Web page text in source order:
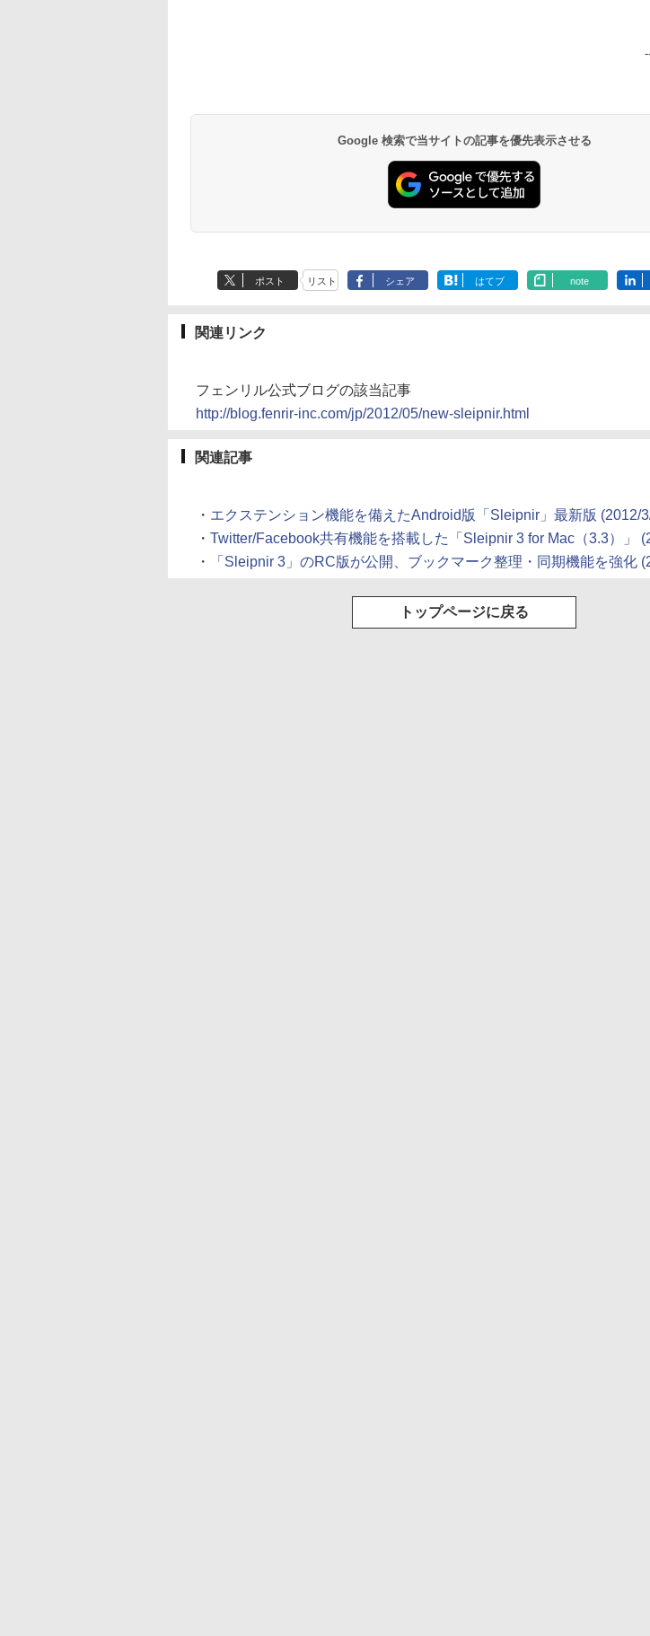
-
Google 検索で当サイトの記事を優先表示させる
ポスト リスト シェア はてブ note
関連リンク
フェンリル公式ブログの該当記事
http://blog.fenrir-inc.com/jp/2012/05/new-sleipnir.html
関連記事
・ エクステンション機能を備えたAndroid版「Sleipnir」最新版 (2012/
・ Twitter/Facebook共有機能を搭載した「Sleipnir 3 for Mac（3.3）」
・
「Sleipnir 3」のRC版が公開、ブックマーク整理・同期機能を強化
トップページに戻る